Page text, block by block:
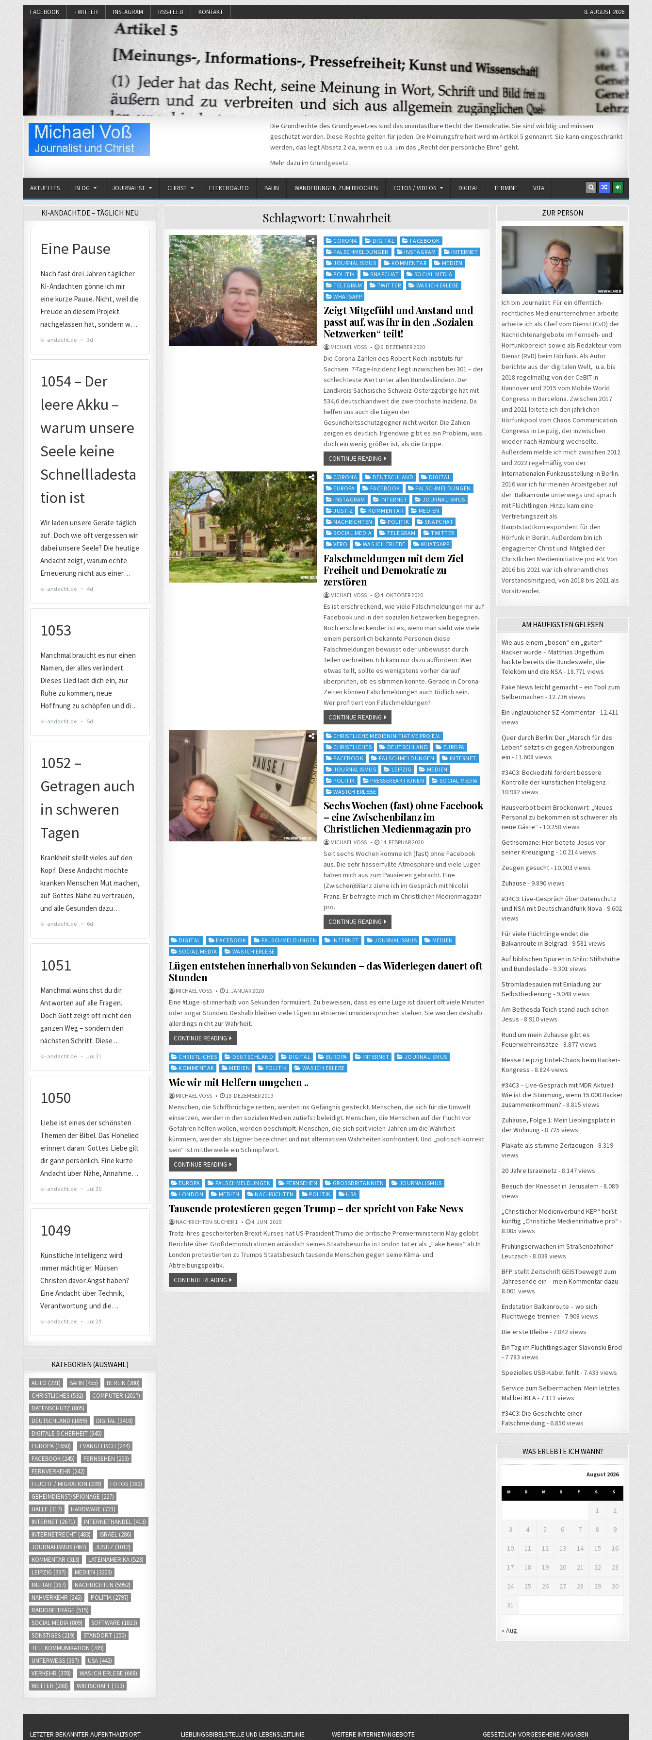
FACEBOOK TWITTER INSTAGRAM RSS-FEED KONTAKT 8. AUGUST 2026
Die Grundrechte des Grundgesetzes sind das unantastbare Recht der Demokratie. Sie sind wichtig und müssen
geschützt werden. Diese Rechte gelten für jeden. Die Meinungsfreiheit wird im Artikel 5 gennannt. Sie kann eingeschränkt
werden, das legt Absatz 2 da, wenn es u.a. um das „Recht der persönliche Ehre“ geht.
Mehr dazu im Grundgesetz.
AKTUELLES BLOG JOURNALIST CHRIST ELEKTROAUTO BAHN WANDERUNGEN ZUM BROCKEN FOTOS / VIDEOS DIGITAL TERMINE VITA
Schlagwort: Unwahrheit
Posted
in
CORONA DIGITAL
FACEBOOK
FALSCHMELDUNGEN
INSTAGRAM
INTERNET
JOURNALISMUS
KOMMENTAR
MEDIEN
POLITIK
SNAPCHAT
SOCIAL MEDIA
TELEGRAM
TWITTER
WAS ICH ERLEBE
WHATSAPP
Zeigt Mitgefühl und Anstand und
passt auf, was ihr in den „Sozialen
Netzwerken“ teilt!
MICHAEL VOSS 6. DEZEMBER 2020
Die Corona-Zahlen des Robert-Koch-Instituts für
Sachsen: 7-Tage-Inzidenz liegt inzwischen bei 301 – der
schlechteste Wert unter allen Bundesländern. Der
Landkreis Sächsische Schweiz-Osterzgebirge hat mit
534,6 deutschlandweit die zweithöchste Inzidenz. Da
helfen uns auch die Lügen der
Gesundheitsschutzgegner nicht weiter: Die Zahlen
zeigen es deutlich. Irgendwie gibt es ein Problem, was
doch ein wenig größer ist, als die Grippe.
CONTINUE READING
Posted
in
CORONA DEUTSCHLAND
DIGITAL
EUROPA
FACEBOOK
FALSCHMELDUNGEN
INSTAGRAM
INTERNET
JOURNALISMUS
JUSTIZ
KOMMENTAR
MEDIEN
NACHRICHTEN
POLITIK
SNAPCHAT
SOCIAL MEDIA
TELEGRAM
TWITTER
VERO
WAS ICH ERLEBE WHATSAPP
Falschmeldungen mit dem Ziel
Freiheit und Demokratie zu
zerstören
MICHAEL VOSS 4. OKTOBER 2020
Es ist erschreckend, wie viele Falschmeldungen mir auf
Facebook und in den sozialen Netzwerken begegnen.
Noch erschreckender ist es, wenn man sieht wie viele
einem persönlich bekannte Personen diese
Falschmeldungen bewusst oder unbewusst durch
Teilen verbreiten. Ich kann nur dazu auffordern: Wer
etwas teilt, sollte es wenigstens vorher darauf
überprüfen, ob es stimmen könnte. Gerade in Corona-
Zeiten können Falschmeldungen auch tödlich sein.
Wer profitiert von Falschmeldungen?
CONTINUE READING
Posted
in
CHRISTLICHE MEDIENINITIATIVE PRO E.V.
CHRISTLICHES
DEUTSCHLAND
EUROPA
FACEBOOK
FALSCHMELDUNGEN
INTERNET
JOURNALISMUS
LEIPZIG
MEDIEN
POLITIK
PRESSEREAKTIONEN
SOCIAL MEDIA
WAS ICH ERLEBE
Sechs Wochen (fast) ohne Facebook
– eine Zwischenbilanz im
Christlichen Medienmagazin pro
MICHAEL VOSS 14. FEBRUAR 2020
Seit sechs Wochen komme ich (fast) ohne Facebook
aus. Die sehr hasserfüllte Atmosphäre und viele Lügen
haben mich aus zum Pausieren gebracht. Eine
(Zwischen)Bilanz ziehe ich im Gespräch mit Nicolai
Franz. Er befragte mich im Christlichen Medienmagazin
pro.
CONTINUE READING
Posted
in
DIGITAL FACEBOOK FALSCHMELDUNGEN INTERNET JOURNALISMUS
MEDIEN
SOCIAL MEDIA
WAS ICH ERLEBE
Lügen entstehen innerhalb von Sekunden – das Widerlegen dauert oft
Stunden
MICHAEL VOSS 1. JANUAR 2020
Eine #Lüge ist innerhalb von Sekunden formuliert. Zu beweisen, dass es eine Lüge ist dauert oft viele Minuten
oder sogar Stunden. Deshalb bleiben viele Lügen im #Internet unwidersprochen stehen. Sie werden deshalb
allerdings nicht zur Wahrheit.
CONTINUE READING
Posted
in
CHRISTLICHES DEUTSCHLAND DIGITAL EUROPA INTERNET
JOURNALISMUS
KOMMENTAR
MEDIEN POLITIK WAS ICH ERLEBE
Wie wir mit Helfern umgehen ..
MICHAEL VOSS 18. DEZEMBER 2019
Menschen, die Schiffbrüchige retten, werden ins Gefängnis gesteckt. Menschen, die sich für die Umwelt
einsetzen, werden in den sozialen Medien zutiefst beleidigt. Menschen, die Menschen auf der Flucht vor
Gefahren helfen wollen, werden beschimpft. Menschen, die sich seit vielen Jahren um die Wahrheit
kümmern, werden als Lügner bezeichnet und mit alternativen Wahrheiten konfrontiert. Und „politisch korrekt
sein“ ist mittlerweile ein Schimpfwort.
CONTINUE READING
Posted
in
EUROPA FALSCHMELDUNGEN FERNSEHEN GROSSBRITANNIEN
JOURNALISMUS
LONDON
MEDIEN NACHRICHTEN POLITIK USA
Tausende protestieren gegen Trump – der spricht von Fake News
NACHRICHTEN-SUCHER 1 4. JUNI 2019
Trotz ihres gescheiterten Brexit-Kurses hat US-Präsident Trump die britische Premierministerin May gelobt.
Berichte über Großdemonstrationen anlässlich seines Staatsbesuchs in London tat er als „Fake News“ ab.In
London protestierten zu Trumps Staatsbesuch tausende Menschen gegen seine Klima- und
Abtreibungspolitik.
CONTINUE READING
KI-ANDACHT.DE – TÄGLICH NEU
KATEGORIEN (AUSWAHL)
AUTO (221) BAHN (455) BERLIN (280)
CHRISTLICHES (532) COMPUTER (2017)
DATENSCHUTZ (805)
DEUTSCHLAND (1899) DIGITAL (3418)
DIGITALE SICHERHEIT (845)
EUROPA (1650) EVANGELISCH (244)
FACEBOOK (245) FERNSEHEN (253)
FERNVERKEHR (242)
FLUCHT / MIGRATION (239) FOTOS (380)
GEHEIMDIENST/SPIONAGE (227)
HALLE (317) HARDWARE (721)
INTERNET (2671) INTERNETHANDEL (413)
INTERNETRECHT (483) ISRAEL (286)
JOURNALISMUS (461) JUSTIZ (1012)
KOMMENTAR (313) LATEINAMERIKA (523)
LEIPZIG (397) MEDIEN (3203)
MILITÄR (367) NACHRICHTEN (5952)
NAHVERKEHR (245) POLITIK (2797)
RADIOBEITRÄGE (515)
SOCIAL MEDIA (809) SOFTWARE (1813)
SONSTIGES (219) STANDORT (250)
TELEKOMMUNIKATION (709)
UNTERWEGS (367) USA (442)
VERKEHR (378) WAS ICH ERLEBE (668)
WETTER (288) WIRTSCHAFT (713)
ZUR PERSON
Ich bin Journalist. Für ein öffentlich-
rechtliches Medienunternehmen arbeite
arbeite ich als Chef vom Dienst (CvD) der
Nachrichtenangebote im Fernseh- und
Hörfunkbereich sowie als Redakteur vom
Dienst (RvD) beim Hörfunk. Als Autor
berichte aus der digitalen Welt, u.a. bis
2018 regelmäßig von der CeBIT in
Hannover und 2015 vom Mobile World
Congress in Barcelona. Zwischen 2017
und 2021 leitete ich den jährlichen
Hörfunkpool vom Chaos Communication
Congress in Leipzig, der inzwischen
wieder nach Hamburg wechselte.
Außerdem melde ich mich zwischen 2012
und 2022 regelmäßig von der
Internationalen Funkausstellung in Berlin.
2016 war ich für meinen Arbeitgeber auf
der Balkanroute unterwegs und sprach
mit Flüchtlingen. Hinzu kam eine
Vertretungszeit als
Hauptstadtkorrespondent für den
Hörfunk in Berlin. Außerdem bin ich
engagierter Christ und Mitglied der
Christlichen Medieninitiative pro e.V. Von
2016 bis 2021 war ich ehrenamtliches
Vorstandsmitglied, von 2018 bis 2021 als
Vorsitzender.
AM HÄUFIGSTEN GELESEN
Wie aus einem „bösen“ ein „guter“
Hacker wurde – Matthias Ungethüm
hackte bereits die Bundeswehr, die
Telekom und die NSA - 18.771 views
Fake News leicht gemacht – ein Tool zum
Selbermachen - 12.736 views
Ein unglaublicher SZ-Kommentar- 12.411
views
Quer durch Berlin: Der „Marsch für das
Leben“ setzt sich gegen Abtreibungen
ein - 11.608 views
#34C3: Beckedahl fordert bessere
Kontrolle der künstlichen Intelligenz -
10.982 views
Hausverbot beim Brockenwirt: „Neues
Personal zu bekommen ist schwerer als
neue Gäste“ - 10.258 views
Gethsemane: Hier betete Jesus vor
seiner Kreuzigung - 10.214 views
Zeugen gesucht- 10.003 views
Zuhause - 9.890 views
#34C3: Live-Gespräch über Datenschutz
und NSA mit Deutschlandfunk Nova - 9.602
views
Für viele Flüchtlinge endet die
Balkanroute in Belgrad - 9.581 views
Auf biblischen Spuren in Shilo: Stiftshütte
und Bundeslade - 9.301 views
Stromladesäulen mit Einladung zur
Selbstbedienung - 9.048 views
Am Bethesda-Teich stand auch schon
Jesus - 8.910 views
Rund um mein Zuhause gibt es
Feuerwehreinsätze - 8.877 views
Messe Leipzig Hotel-Chaos beim Hacker-
Kongress - 8.824 views
#34C3 – Live-Gespräch mit MDR Aktuell:
Wie ist die Stimmung, wenn 15.000 Hacker
zusammenkommen? - 8.815 views
Zuhause, Folge 1: Mein Lieblingsplatz in
der Wohnung - 8.725 views
Plakate als stumme Zeitzeugen - 8.319
views
20 Jahre Israelnetz - 8.147 views
Besuch der Knesset in Jerusalem - 8.089
views
„Christlicher Medienverbund KEP“ heißt
künftig „Christliche Medieninitiative pro“ -
8.085 views
Frühlingserwachen im Straßenbahnhof
Leutzsch - 8.038 views
BFP stellt Zeitschrift GEISTbewegt! zum
Jahresende ein – mein Kommentar dazu -
8.001 views
Endstation Balkanroute – wo sich
Fluchtwege trennen - 7.908 views
Die erste Bleibe - 7.842 views
Ein Tag im Flüchtlingslager Slavonski Brod
- 7.783 views
Spezielles USB-Kabel fehlt- 7.433 views
Service zum Selbermachen: Mein letztes
Mal bei IKEA - 7.111 views
#34C3: Die Geschichte einer
Falschmeldung - 6.850 views
WAS ERLEBTE ICH WANN?
August 2026
M D M D F S S
1 2
3 4 5 6 7 8 9
10 11 12 13 14 15 16
17 18 19 20 21 22 23
24 25 26 27 28 29 30
31
« Aug.
LETZTER BEKANNTER AUFENTHALTSORT LIEBLINGSBIBELSTELLE UND LEBENSLEITLINIE WEITERE INTERNETANGEBOTE GESETZLICH VORGESEHENE ANGABEN